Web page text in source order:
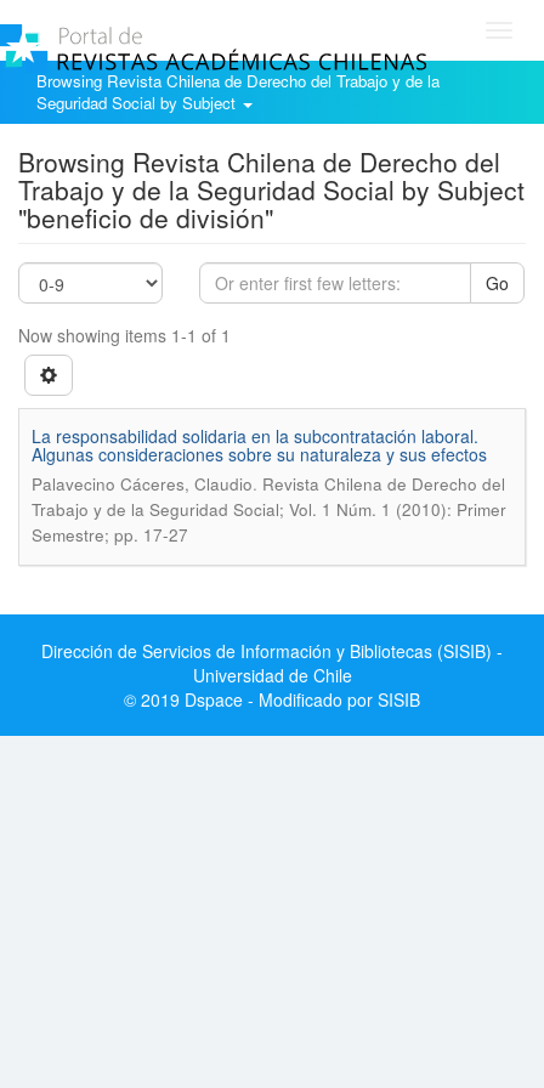
Browsing Revista Chilena de Derecho del Trabajo y de la
Seguridad Social by Subject
Browsing Revista Chilena de Derecho del
Trabajo y de la Seguridad Social by Subject
"beneficio de división"
Go
Now showing items 1-1 of 1
La responsabilidad solidaria en la subcontratación laboral.
Algunas consideraciones sobre su naturaleza y sus efectos
Palavecino Cáceres, Claudio. Revista Chilena de Derecho del
Trabajo y de la Seguridad Social; Vol. 1 Núm. 1 (2010): Primer
Semestre; pp. 17-27
Dirección de Servicios de Información y Bibliotecas (SISIB) -
Universidad de Chile
© 2019 Dspace - Modificado por SISIB